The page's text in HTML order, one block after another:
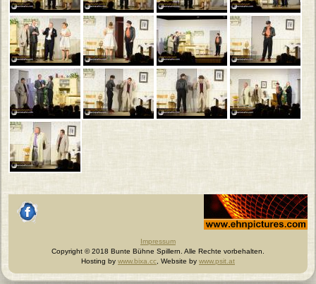
facebook
Impressum
Copyright © 2018 Bunte Bühne Spillern. Alle Rechte vorbehalten.
Hosting by www.bixa.cc , Website by www.psit.at
Johannes Ehn, Fotograf